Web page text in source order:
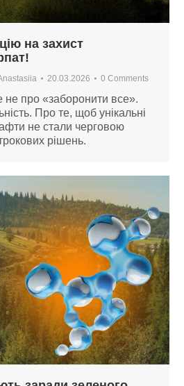
на захист
20.03.2026 0 Comments
не про «заборонити все».
Про те, щоб унікальні
не стали черговою
рішень.